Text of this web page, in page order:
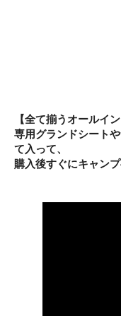
【全て揃うオールイ
専用グランドシート
て入って、
購入後すぐにキャン